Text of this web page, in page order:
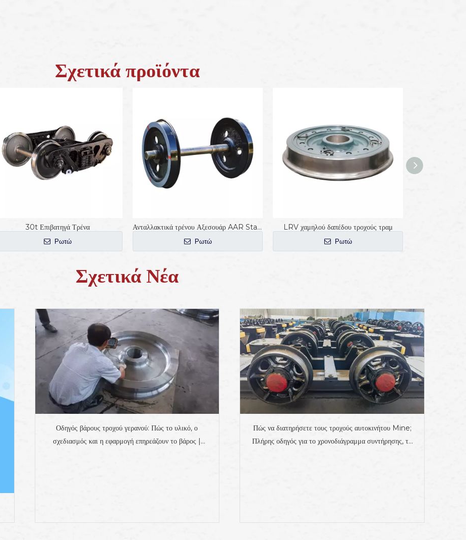
Σχετικά προϊόντα
30t Επιβατηγά Τρένα
Ρωτώ
Ανταλλακτικά τρένου Αξεσουάρ AAR Standard Wheelset
Ρωτώ
LRV χαμηλού δαπέδου τροχούς τραμ
Ρωτώ
Σχετικά Νέα
Οδηγός βάρους τροχού γερανού: Πώς το υλικό, ο
σχεδιασμός και η εφαρμογή επηρεάζουν το βάρος |
Πώς να διατηρήσετε τους τροχούς αυτοκινήτου Mine;
Πλήρης οδηγός για το χρονοδιάγραμμα συντήρησης, τα